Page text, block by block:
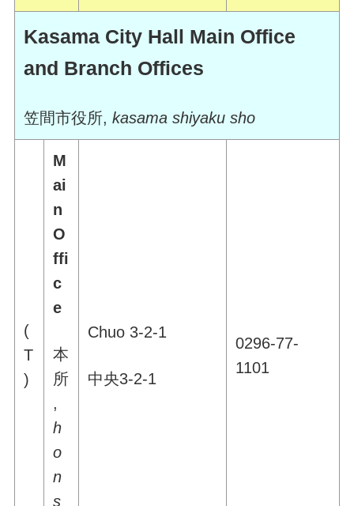
Kasama City Hall Main Office
and Branch Offices
笠間市役所,kasama shiyaku sho
(
T
)
M
ai
n
O
ffi
c
e
本
所
,
h
o
n
s
Chuo 3-2-1
中央3-2-1
0296-77-
1101